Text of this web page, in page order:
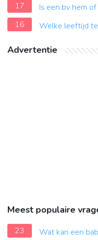
17
Is een bv hem of
16
Welke leeftijd
Advertentie
Meest populaire
23
Wat kan een